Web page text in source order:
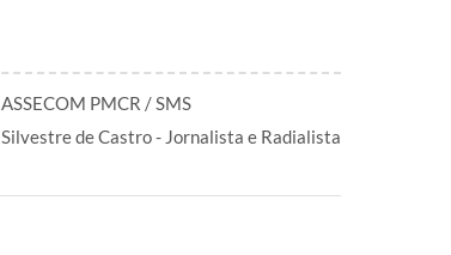
ASSECOM PMCR / SMS
Silvestre de Castro - Jornalista e Radialista